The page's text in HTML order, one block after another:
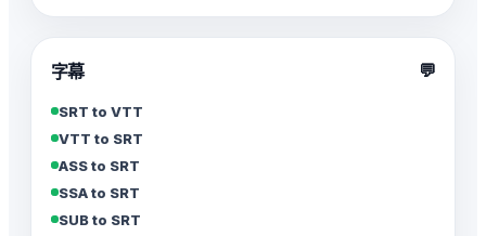
字幕 💬
SRT to VTT
VTT to SRT
ASS to SRT
SSA to SRT
SUB to SRT